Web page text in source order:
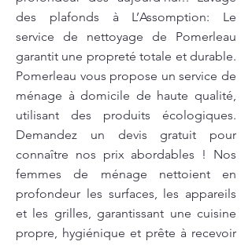
des plafonds à L’Assomption: Le
service de nettoyage de Pomerleau
garantit une propreté totale et durable.
Pomerleau vous propose un service de
ménage à domicile de haute qualité,
utilisant des produits écologiques.
Demandez un devis gratuit pour
connaître nos prix abordables ! Nos
femmes de ménage nettoient en
profondeur les surfaces, les appareils
et les grilles, garantissant une cuisine
propre, hygiénique et prête à recevoir